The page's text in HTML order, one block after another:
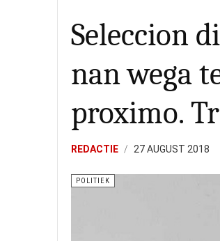
Seleccion
nan wega
proximo.
REDACTIE 27 AUGUST 2018
POLITIEK